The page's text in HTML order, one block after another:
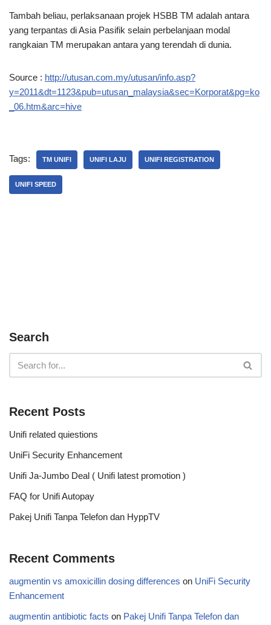
Tambah beliau, perlaksanaan projek HSBB TM adalah antara
yang terpantas di Asia Pasifik selain perbelanjaan modal
rangkaian TM merupakan antara yang terendah di dunia.
Source : http://utusan.com.my/utusan/info.asp?
y=2011&dt=1123&pub=utusan_malaysia&sec=Korporat&pg=ko
_06.htm&arc=hive
Tags: TM UNIFI UNIFI LAJU UNIFI REGISTRATION
UNIFI SPEED
Search
Recent Posts
Unifi related quiestions
UniFi Security Enhancement
Unifi Ja-Jumbo Deal ( Unifi latest promotion )
FAQ for Unifi Autopay
Pakej Unifi Tanpa Telefon dan HyppTV
Recent Comments
augmentin vs amoxicillin dosing differences on UniFi Security
Enhancement
augmentin antibiotic facts on Pakej Unifi Tanpa Telefon dan